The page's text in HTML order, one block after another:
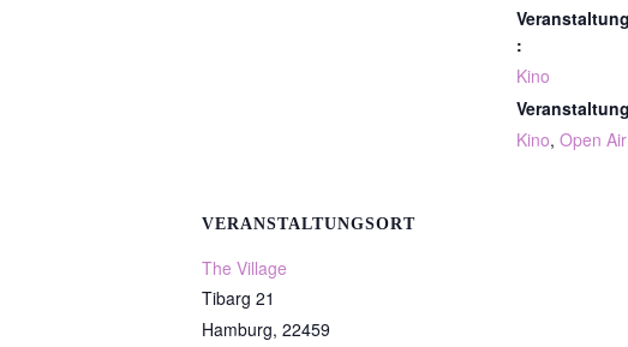
:
Kino
Kino, Open Air
VERANSTALTUNGSORT
The Village
Tibarg 21
Hamburg, 22459